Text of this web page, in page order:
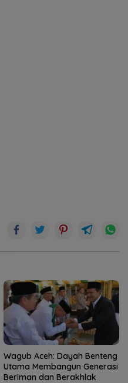
Wagub Aceh: Dayah Benteng
Utama Membangun Generasi
Beriman dan Berakhlak